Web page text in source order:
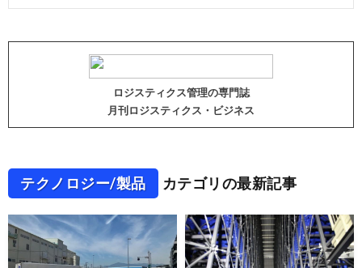
ロジスティクス管理の専門誌
月刊ロジスティクス・ビジネス
テクノロジー/製品 カテゴリの最新記事